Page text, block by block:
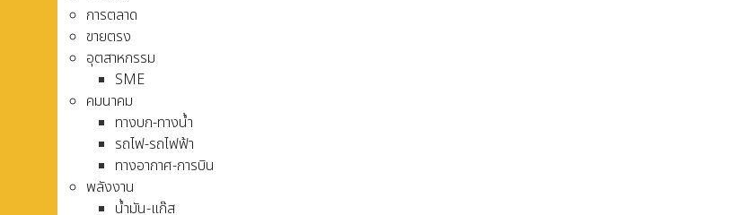
การตลาด
ขายตรง
อุตสาหกรรม
SME
คมนาคม
ทางบก-ทางน้ำ
รถไฟ-รถไฟฟ้า
ทางอากาศ-การบิน
พลังงาน
น้ำมัน-แก๊ส